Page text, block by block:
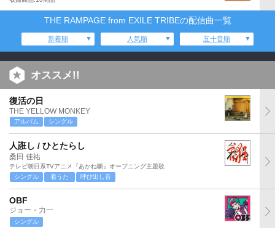
THE RAMPAGE from EXILE TRIBEの配信曲一覧
新着順 人気順 五十音順
オススメ!!
復活の日
THE YELLOW MONKEY
アルバム シングル
人誑し / ひとたらし
桑田 佳祐
テレビ朝日系TVアニメ『あかね噺』オープニング主題歌
シングル
着うた 呼び出し音
OBF
ジョー・力一
シングル